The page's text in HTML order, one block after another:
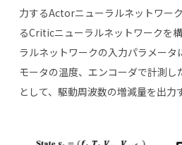
力するActorニューラルネットワー
るCriticニューラルネットワークを
ラルネットワークの入力パラメー
モータの温度、エンコーダで計測
として、駆動周波数の増減量を出力